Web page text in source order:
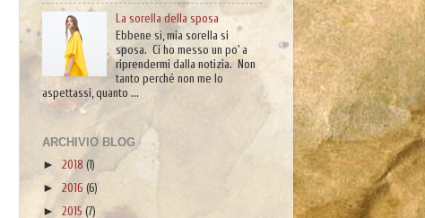
La sorella della sposa
Ebbene sì, mia sorella si
sposa. Ci ho messo un po' a
riprendermi dalla notizia. Non
tanto perché non me lo
aspettassi, quanto ...
ARCHIVIO BLOG
► 2018 (1)
► 2016 (6)
► 2015 (7)